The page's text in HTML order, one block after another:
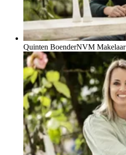
Quinten BoenderNVM Makelaar